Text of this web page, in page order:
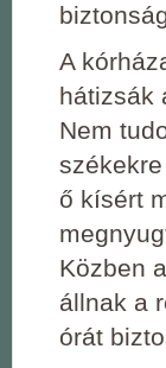
A
hátizsák
Nem
ő kísért
Közben
állnak a
órát